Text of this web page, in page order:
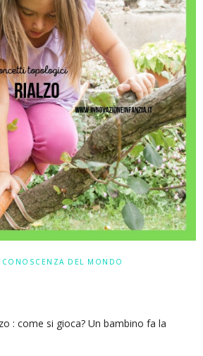
CONOSCENZA DEL MONDO
: come si gioca? Un bambino fa la